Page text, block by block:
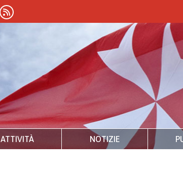
ATTIVITÀ NOTIZIE